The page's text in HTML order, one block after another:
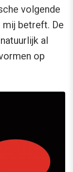
volgende
mij betreft. De
al
op